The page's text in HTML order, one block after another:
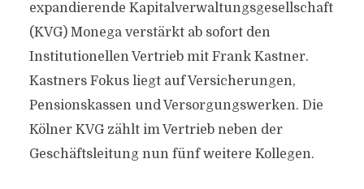
expandierende Kapitalverwaltungsgesellschaft
(KVG) Monega verstärkt ab sofort den
Institutionellen Vertrieb mit Frank Kastner.
Kastners Fokus liegt auf Versicherungen,
Pensionskassen und Versorgungswerken. Die
Kölner KVG zählt im Vertrieb neben der
Geschäftsleitung nun fünf weitere Kollegen.